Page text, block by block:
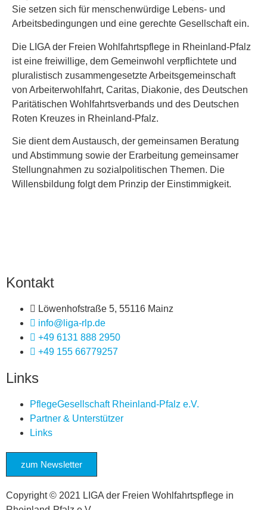
Sie setzen sich für menschenwürdige Lebens- und
Arbeitsbedingungen und eine gerechte Gesellschaft ein.
Die LIGA der Freien Wohlfahrtspflege in Rheinland-Pfalz
ist eine freiwillige, dem Gemeinwohl verpflichtete und
pluralistisch zusammengesetzte Arbeitsgemeinschaft
von Arbeiterwohlfahrt, Caritas, Diakonie, des Deutschen
Paritätischen Wohlfahrtsverbands und des Deutschen
Roten Kreuzes in Rheinland-Pfalz.
Sie dient dem Austausch, der gemeinsamen Beratung
und Abstimmung sowie der Erarbeitung gemeinsamer
Stellungnahmen zu sozialpolitischen Themen. Die
Willensbildung folgt dem Prinzip der Einstimmigkeit.
Kontakt
Löwenhofstraße 5, 55116 Mainz
info@liga-rlp.de
+49 6131 888 2950
+49 155 66779257
Links
PflegeGesellschaft Rheinland-Pfalz e.V.
Partner & Unterstützer
Links
zum Newsletter
Copyright © 2021 LIGA der Freien Wohlfahrtspflege in